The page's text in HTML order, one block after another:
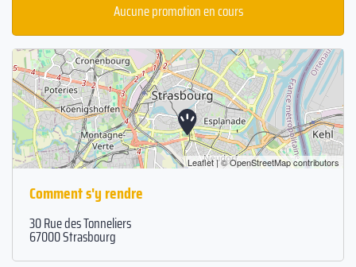
Aucune promotion en cours
Leaflet| ©OpenStreetMapcontributors
Comment s'y rendre
30 Rue des Tonneliers
67000 Strasbourg